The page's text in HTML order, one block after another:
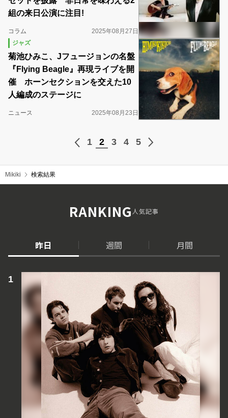
組の来日公演に注目!
コラム
2025年08月27日
ジャズ
菊池ひみこ、Jフュージョンの名盤
『Flying Beagle』再現ライブを開
催 ホーンセクションを交えた10
人編成のステージに
ニュース 2025年08月23日
1 2 3 4 5
Mikiki 検索結果
RANKING人気記事
昨日 週間 月間